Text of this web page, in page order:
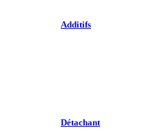
Additifs
Détachant